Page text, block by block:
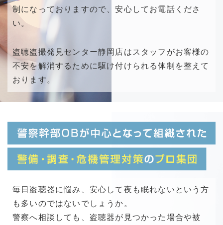
制になっておりますので、安心してお電話くださ
い。
盗聴盗撮発見センター静岡店はスタッフがお客様の
不安を解消するために駆け付けられる体制を整えて
おります。
毎日盗聴器に悩み、安心して夜も眠れないという方
も多いのではないでしょうか。
警察へ相談しても、盗聴器が見つかった場合や被